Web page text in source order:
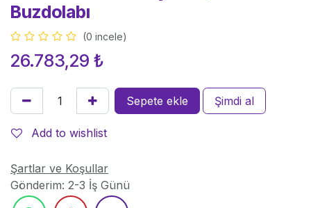
Buzdolabı
(0 incele)
26.783,29 ₺
Sepete ekle Şimdi al
Add to wishlist
Şartlar ve Koşullar
Gönderim: 2-3 İş Günü